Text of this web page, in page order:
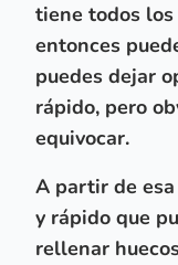
tiene todos
entonces
puedes dejar
rápido, pero
equivocar.
A partir de
y rápido que
rellenar